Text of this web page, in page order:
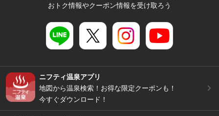
おトク情報やクーポン情報を受け取ろう
ニフティ温泉アプリ
地図から温泉検索！お得な限定クーポンも！
今すぐダウンロード！